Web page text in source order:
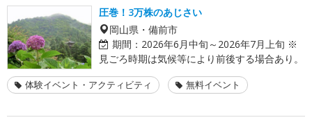
圧巻！3万株のあじさい
岡山県・備前市
期間： 2026年6月中旬～2026年7月上旬 ※
見ごろ時期は気候等により前後する場合あり。
体験イベント・アクティビティ 無料イベント